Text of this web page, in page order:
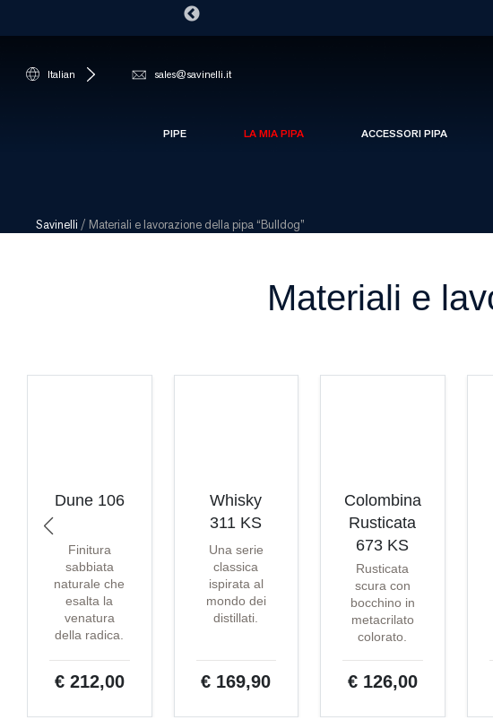
Italian sales@savinelli.it
PIPE LA MIA PIPA ACCESSORI PIPA
Savinelli / Materiali e lavorazione della pipa “Bulldog”
Materiali e
Dune 106
Finitura
sabbiata
naturale che
esalta la
venatura
della radica.
€ 212,00
Whisky
311 KS
Una serie
classica
ispirata al
mondo dei
distillati.
€ 169,90
Colombina
Rusticata
673 KS
Rusticata
scura con
bocchino in
metacrilato
colorato.
€ 126,00